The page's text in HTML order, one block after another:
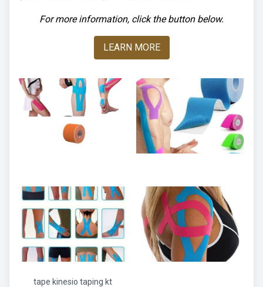
For more information, click the button below.
LEARN MORE
tape kinesio taping kt